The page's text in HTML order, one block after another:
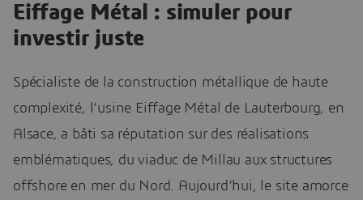
Eiffage Métal : simuler pour
investir juste
Spécialiste de la construction métallique de haute
complexité, l’usine Eiffage Métal de Lauterbourg, en
Alsace, a bâti sa réputation sur des réalisations
emblématiques, du viaduc de Millau aux structures
offshore en mer du Nord. Aujourd’hui, le site amorce